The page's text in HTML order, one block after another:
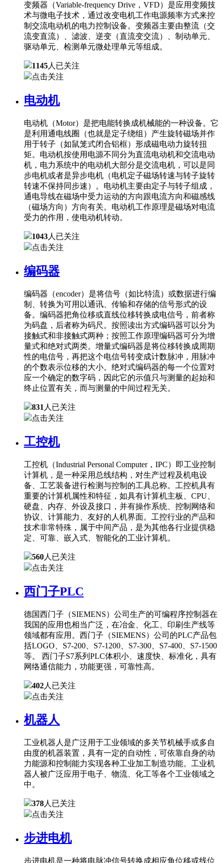
变频器（Variable-frequency Drive，VFD）是应用变频技
术与微电子技术，通过改变电机工作电源频率方式来控
制交流电动机的电力控制设备。变频器主要由整流（交
流变直流）、滤波、逆变（直流变交流）、制动单元、
驱动单元、检测单元微处理单元等组成。
1145人已关注
点击关注
电动机
电动机（Motor）是把电能转换成机械能的一种设备。它
是利用通电线圈（也就是定子绕组）产生旋转磁场并作
用于转子（如鼠笼式闭合铝框）形成磁电动力旋转扭
矩。电动机按使用电源不同分为直流电动机和交流电动
机，电力系统中的电动机大部分是交流电机，可以是同
步电机或者是异步电机（电机定子磁场转速与转子旋转
转速不保持同步速）。电动机主要由定子与转子组成，
通电导线在磁场中受力运动的方向跟电流方向和磁感线
（磁场方向）方向有关。电动机工作原理是磁场对电流
受力的作用，使电动机转动。
1043人已关注
点击关注
编码器
编码器（encoder）是将信号（如比特流）或数据进行编
制、转换为可用以通讯、传输和存储的信号形式的设
备。编码器把角位移或直线位移转换成电信号，前者称
为码盘，后者称为码尺。按照读出方式编码器可以分为
接触式和非接触式两种；按照工作原理编码器可分为增
量式和绝对式两类。增量式编码器是将位移转换成周期
性的电信号，再把这个电信号转变成计数脉冲，用脉冲
的个数表示位移的大小。绝对式编码器的每一个位置对
应一个确定的数字码，因此它的示值只与测量的起始和
终止位置有关，而与测量的中间过程无关。
831 人已关注
点击关注
工控机
工控机（Industrial Personal Computer，IPC）即工业控制
计算机，是一种采用总线结构，对生产过程及机电设
备、工艺装备进行检测与控制的工具总称。工控机具有
重要的计算机属性和特征，如具有计算机主板、CPU、
硬盘、内存、外设及接口，并有操作系统、控制网络和
协议、计算能力、友好的人机界面。工控行业的产品和
技术非常特殊，属于中间产品，是为其他各行业提供稳
定、可靠、嵌入式、智能化的工业计算机。
560人已关注
点击关注
西门子PLC
德国西门子（SIEMENS）公司生产的可编程序控制器在
我国的应用也相当广泛，在冶金、化工、印刷生产线等
领域都有应用。西门子（SIEMENS）公司的PLC产品包
括LOGO、S7-200、S7-1200、S7-300、S7-400、S7-1500
等。 西门子S7系列PLC体积小、速度快、标准化，具有
网络通信能力，功能更强，可靠性高。
402人已关注
点击关注
机器人
工业机器人是广泛用于工业领域的多关节机械手或多自
由度的机器装置，具有一定的自动性，可依靠自身的动
力能源和控制能力实现各种工业加工制造功能。工业机
器人被广泛应用于电子、物流、化工等各个工业领域之
中。
378人已关注
点击关注
步进电机
步进电机是一种将电脉冲信号转换成相应角位移或线位